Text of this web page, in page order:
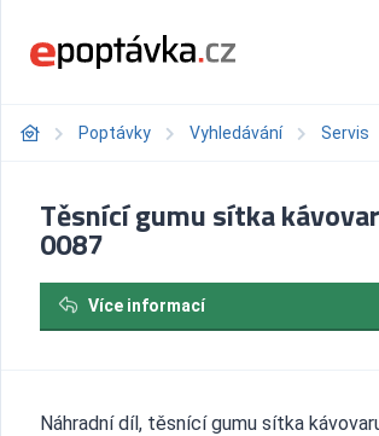
Poptávky Vyhledávání Servis
Těsnící gumu sítka
0087
Více informací
Náhradní díl, těsnící gumu sítka